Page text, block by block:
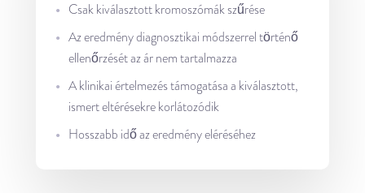
Csak kiválasztott kromoszómák szűrése
Az eredmény diagnosztikai módszerrel történő
ellenőrzését az ár nem tartalmazza
A klinikai értelmezés támogatása a kiválasztott,
ismert eltérésekre korlátozódik
Hosszabb idő az eredmény eléréséhez